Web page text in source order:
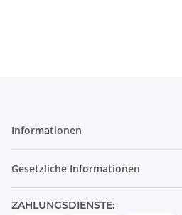
Informationen
Gesetzliche Informationen
ZAHLUNGSDIENSTE: